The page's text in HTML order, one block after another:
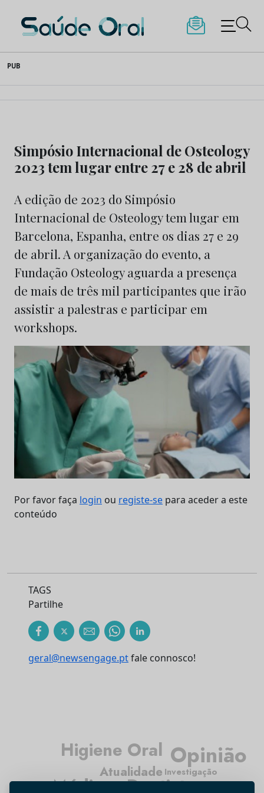
to
content
Saúde Oral
PUB
Simpósio Internacional de Osteology
2023 tem lugar entre 27 e 28 de abril
A edição de 2023 do Simpósio
Internacional de Osteology tem lugar em
Barcelona, Espanha, entre os dias 27 e 29
de abril. A organização do evento, a
Fundação Osteology aguarda a presença
de mais de três mil participantes que irão
assistir a palestras e participar em
workshops.
Por favor faça login ou registe-se para aceder a este
conteúdo
TAGS
Partilhe
geral@newsengage.ptfale connosco!
Atualidade
Médicos Dentistas
Higiene Oral Opinião
Investigação